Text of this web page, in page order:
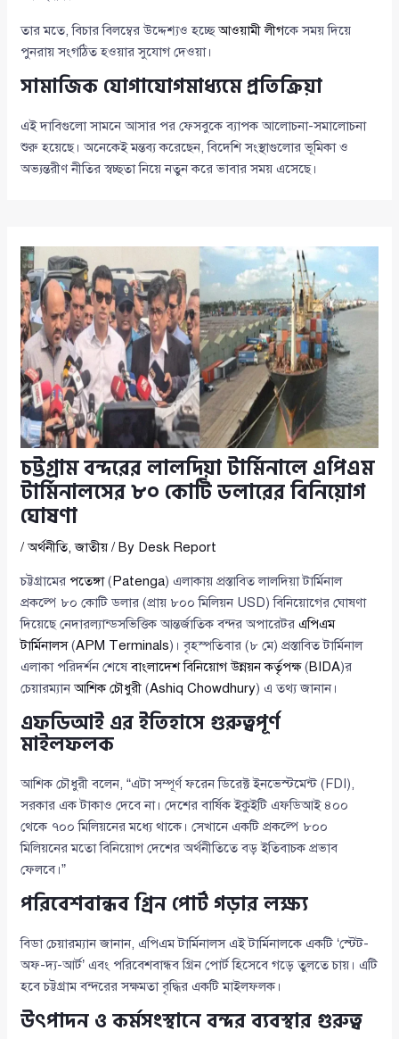
তার মতে, বিচার বিলম্বের উদ্দেশ্যও হচ্ছেআওয়ামী লীগকে সময় দিয়ে
পুনরায় সংগঠিত হওয়ার সুযোগ দেওয়া।
সামাজিক যোগাযোগমাধ্যমে প্রতিক্রিয়া
এই দাবিগুলো সামনে আসার পর ফেসবুকে ব্যাপক আলোচনা-সমালোচনা
শুরু হয়েছে। অনেকেই মন্তব্য করেছেন, বিদেশি সংস্থাগুলোর ভূমিকা ও
অভ্যন্তরীণ নীতির স্বচ্ছতা নিয়ে নতুন করে ভাবার সময় এসেছে।
চট্টগ্রাম বন্দরের লালদিয়া টার্মিনালে এপিএম
টার্মিনালসের ৮০ কোটি ডলারের বিনিয়োগ
ঘোষণা
/অর্থনীতি,জাতীয় / By Desk Report
চট্টগ্রামের পতেঙ্গা( Patenga) এলাকায় প্রস্তাবিত লালদিয়া টার্মিনাল
প্রকল্পে ৮০ কোটি ডলার (প্রায় ৮০০ মিলিয়ন USD) বিনিয়োগের ঘোষণা
দিয়েছে নেদারল্যান্ডসভিত্তিক আন্তর্জাতিক বন্দর অপারেটরএপিএম
টার্মিনালস(APM Terminals)। বৃহস্পতিবার (৮ মে) প্রস্তাবিত টার্মিনাল
এলাকা পরিদর্শন শেষেবাংলাদেশ বিনিয়োগ উন্নয়ন কর্তৃপক্ষ(BIDA)র
চেয়ারম্যানআশিক চৌধুরী (Ashiq Chowdhury) এ তথ্য জানান।
এফডিআই এর ইতিহাসে গুরুত্বপূর্ণ
মাইলফলক
আশিক চৌধুরী বলেন, “এটা সম্পূর্ণ ফরেন ডিরেক্ট ইনভেস্টমেন্ট (FDI),
সরকার এক টাকাও দেবে না। দেশের বার্ষিক ইকুইটি এফডিআই ৪০০
থেকে ৭০০ মিলিয়নের মধ্যে থাকে। সেখানে একটি প্রকল্পে ৮০০
মিলিয়নের মতো বিনিয়োগ দেশের অর্থনীতিতে বড় ইতিবাচক প্রভাব
ফেলবে।”
পরিবেশবান্ধব গ্রিন পোর্ট গড়ার লক্ষ্য
বিডা চেয়ারম্যান জানান, এপিএম টার্মিনালস এই টার্মিনালকে একটি ‘স্টেট-
অফ-দ্য-আর্ট’ এবং পরিবেশবান্ধব গ্রিন পোর্ট হিসেবে গড়ে তুলতে চায়। এটি
হবে চট্টগ্রাম বন্দরের সক্ষমতা বৃদ্ধির একটি মাইলফলক।
উৎপাদন ও কর্মসংস্থানে বন্দর ব্যবস্থার গুরুত্ব